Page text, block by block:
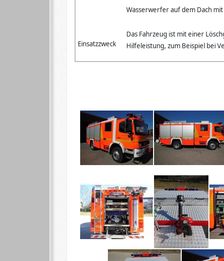
Wasserwerfer auf dem Dach
Einsatzzweck
Das Fahrzeug ist mit einer
Hilfeleistung, zum Beispiel bei